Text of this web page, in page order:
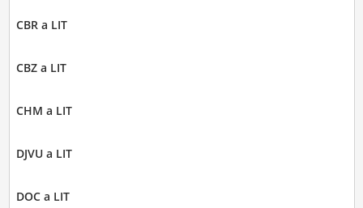
CBR a LIT
CBZ a LIT
CHM a LIT
DJVU a LIT
DOC a LIT